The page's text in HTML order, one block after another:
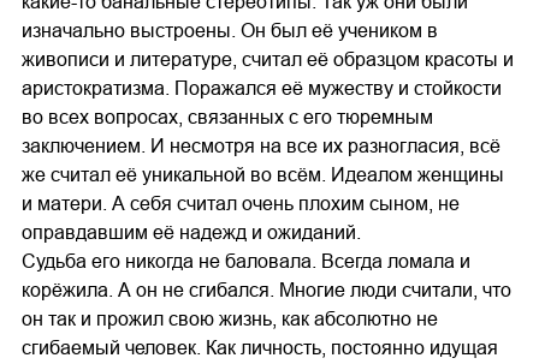
изначально выстроены. Он был её учеником в
живописи и литературе, считал её образцом красоты и
аристократизма. Поражался её мужеству и стойкости
во всех вопросах, связанных с его тюремным
заключением. И несмотря на все их разногласия, всё
же считал её уникальной во всём. Идеалом женщины
и матери. А себя считал очень плохим сыном, не
оправдавшим её надежд и ожиданий.
Судьба его никогда не баловала. Всегда ломала и
корёжила. А он не сгибался. Многие люди считали, что
он так и прожил свою жизнь, как абсолютно не
сгибаемый человек. Как личность, постоянно идущая